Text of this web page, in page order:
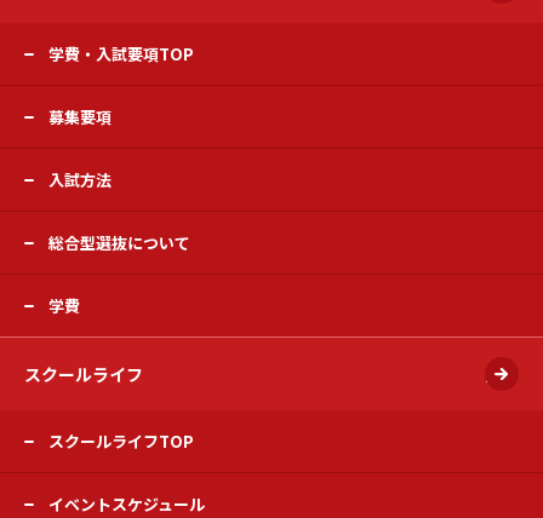
学費・入試要項TOP
募集要項
入試方法
総合型選抜について
学費
スクールライフ 開く
スクールライフTOP
イベントスケジュール